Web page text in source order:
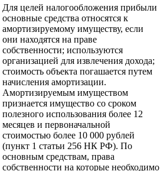
Для целей налогообложения прибыли
основные средства относятся к
амортизируемому имуществу, если
они находятся на праве
собственности; используются
организацией для извлечения дохода;
стоимость объекта погашается путем
начисления амортизации.
Амортизируемым имуществом
признается имущество со сроком
полезного использования более 12
месяцев и первоначальной
стоимостью более 10 000 рублей
(пункт 1 статьи 256 НК РФ). По
основным средствам, права
собственности на которые необходимо